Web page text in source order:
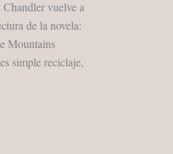
vuelve a
de la novela:
Mountains
simple reciclaje,